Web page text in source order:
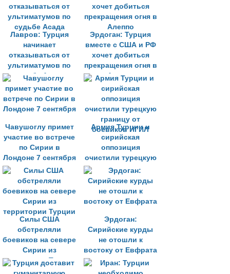
Лавров: Турция
начинает
отказываться от
ультиматумов по
судьбе Асада
Эрдоган: Турция
вместе с США и РФ
хочет добиться
прекращения огня в
Алеппо
Чавушоглу примет
участие во встрече
по Сирии в
Лондоне 7 сентября
Армия Турции и
сирийская
оппозиция
очистили турецкую
границу от
боевиков ИГИЛ
Силы США
обстреляли
боевиков на севере
Сирии из
территории Турции
Эрдоган:
Сирийские курды
не отошли к
востоку от Евфрата